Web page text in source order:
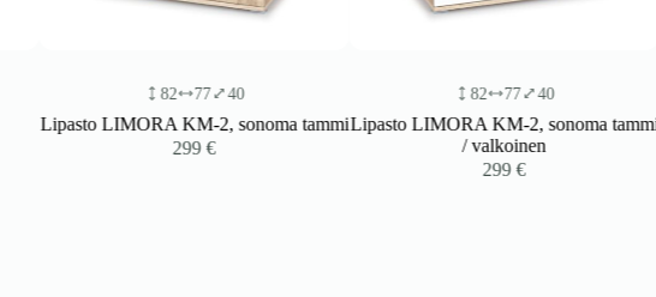
77 40
Lipasto LIMORA KM-2, sonoma tammi
€
77 40
Lipasto LIMORA KM-2, sonoma tammi
/ valkoinen
€